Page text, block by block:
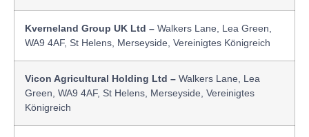
Kverneland Group UK Ltd – Walkers Lane, Lea Green,
WA9 4AF, St Helens, Merseyside, Vereinigtes Königreich
Vicon Agricultural Holding Ltd – Walkers Lane, Lea
Green, WA9 4AF, St Helens, Merseyside, Vereinigtes
Königreich